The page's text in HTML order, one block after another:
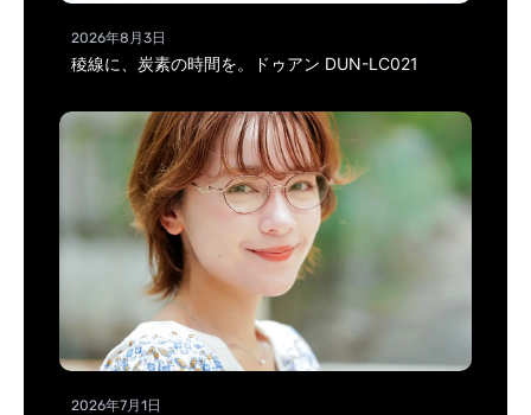
2026年8月3日
稜線に、炭素の時間を。ドゥアン DUN-LC021
2026年7月1日